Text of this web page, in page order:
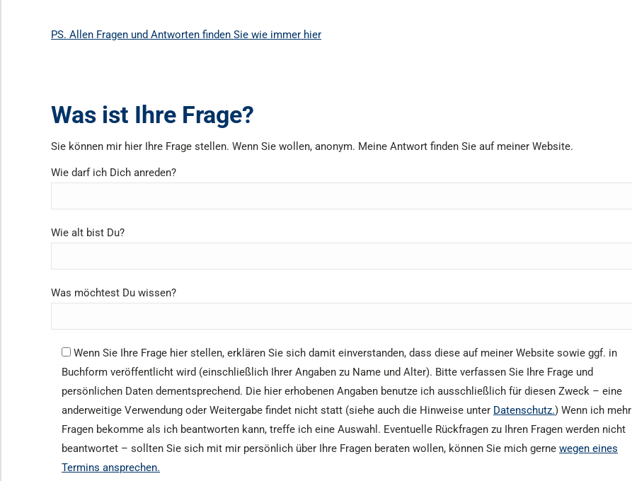
PS. Allen Fragen und Antworten finden Sie wie immer hier
Was ist Ihre Frage?
Sie können mir hier Ihre Frage stellen. Wenn Sie wollen, anonym. Meine Antwort finden Sie auf meiner Website.
Wie darf ich Dich anreden?
Wie alt bist Du?
Was möchtest Du wissen?
Wenn Sie Ihre Frage hier stellen, erklären Sie sich damit einverstanden, dass diese auf meiner Website sowie ggf. in
Buchform veröffentlicht wird (einschließlich Ihrer Angaben zu Name und Alter). Bitte verfassen Sie Ihre Frage und
persönlichen Daten dementsprechend. Die hier erhobenen Angaben benutze ich ausschließlich für diesen Zweck – eine
anderweitige Verwendung oder Weitergabe findet nicht statt (siehe auch die Hinweise unter Datenschutz.) Wenn ich mehr
Fragen bekomme als ich beantworten kann, treffe ich eine Auswahl. Eventuelle Rückfragen zu Ihren Fragen werden nicht
beantwortet – sollten Sie sich mit mir persönlich über Ihre Fragen beraten wollen, können Sie mich gerne wegen eines
Termins ansprechen.